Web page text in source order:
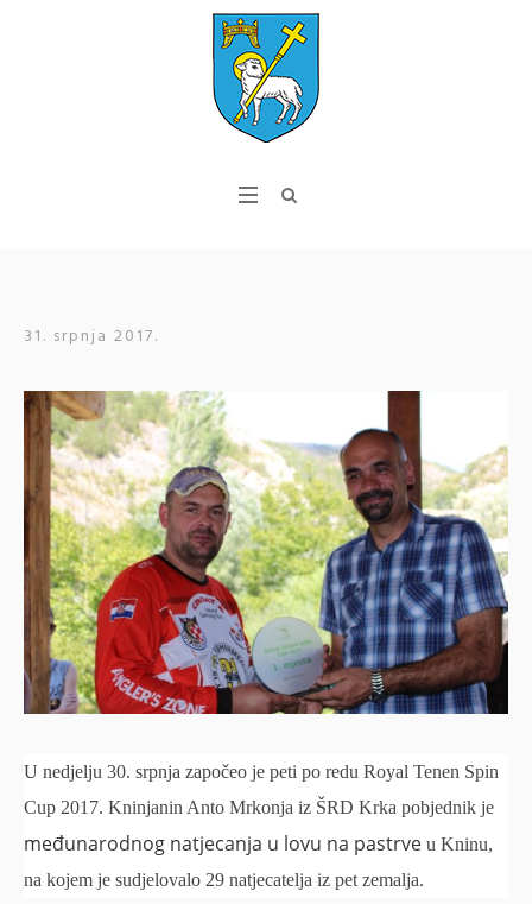
31. srpnja 2017.
U nedjelju 30. srpnja započeo je peti po redu Royal Tenen Spin
Cup 2017. Kninjanin Anto Mrkonja iz ŠRD Krka pobjednik je
međunarodnog natjecanja u lovu na pastrve u Kninu,
na kojem je sudjelovalo 29 natjecatelja iz pet zemalja.